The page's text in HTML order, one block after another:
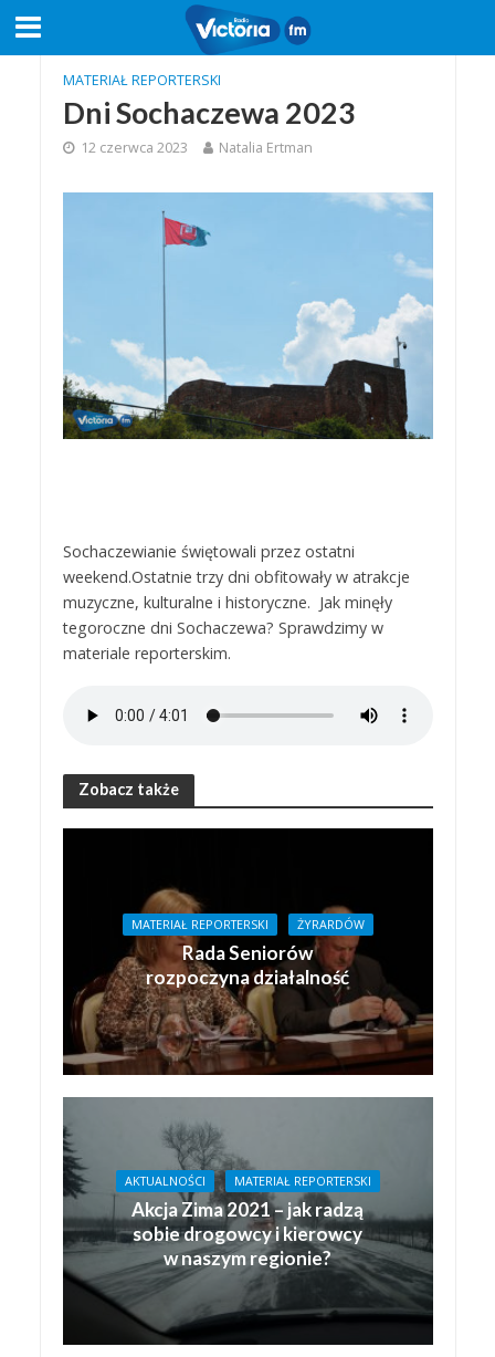
MATERIAŁ REPORTERSKI
Dni Sochaczewa 2023
12 czerwca 2023 Natalia Ertman
Sochaczewianie świętowali przez ostatni
weekend.Ostatnie trzy dni obfitowały w atrakcje
muzyczne, kulturalne i historyczne. Jak minęły
tegoroczne dni Sochaczewa? Sprawdzimy w
materiale reporterskim.
Zobacz także
MATERIAŁ REPORTERSKI ŻYRARDÓW
Rada Seniorów
rozpoczyna działalność
AKTUALNOŚCI MATERIAŁ REPORTERSKI
Akcja Zima 2021 – jak radzą
sobie drogowcy i kierowcy
w naszym regionie?